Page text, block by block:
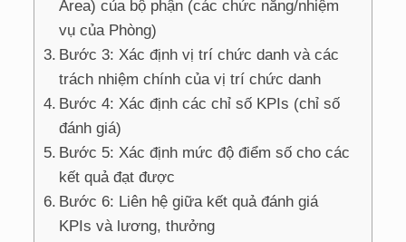
Area) của bộ phận (các chức năng/nhiệm
vụ của Phòng)
Bước 3: Xác định vị trí chức danh và các
trách nhiệm chính của vị trí chức danh
Bước 4: Xác định các chỉ số KPIs (chỉ số
đánh giá)
Bước 5: Xác định mức độ điểm số cho các
kết quả đạt được
Bước 6: Liên hệ giữa kết quả đánh giá
KPIs và lương, thưởng